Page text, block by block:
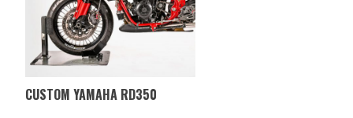
CUSTOM YAMAHA RD350